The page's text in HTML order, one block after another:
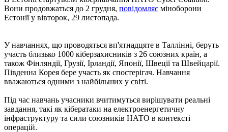
Вони продовжаться до 2 грудня, повідомляє міноборони
Естонії у вівторок, 29 листопада.
У навчаннях, що проводяться вп'ятнадцяте в Таллінні, беруть
участь близько 1000 кіберзахисників з 26 союзних країн, а
також Фінляндії, Грузії, Ірландії, Японії, Швеції та Швейцарії.
Південна Корея бере участь як спостерігач. Навчання
вважаються одними з найбільших у світі.
Під час навчань учасники вчитимуться вирішувати реальні
завдання, такі як кібератаки на електроенергетичну
інфраструктуру та сили союзників НАТО в контексті
операцій.